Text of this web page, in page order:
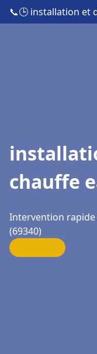
📞🕒 installation et
chauffe
Intervention rapide
(69340)